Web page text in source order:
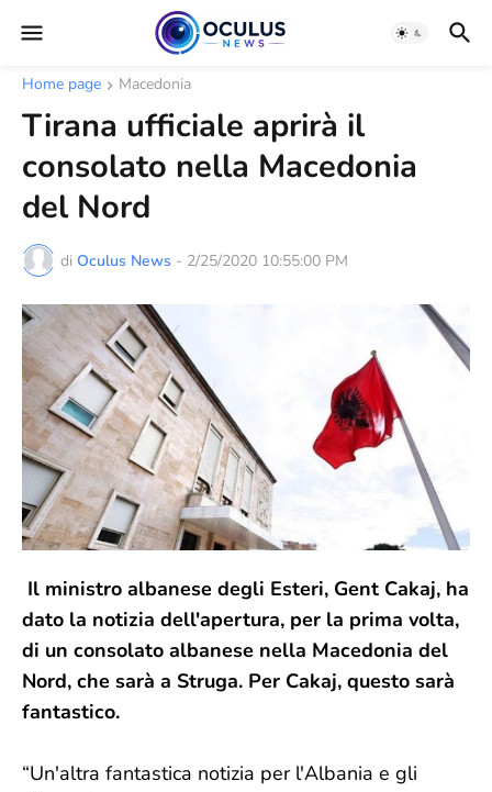
Home page Macedonia
Tirana ufficiale aprirà il
consolato nella Macedonia
del Nord
di Oculus News - 2/25/2020 10:55:00 PM
Il ministro albanese degli Esteri, Gent Cakaj, ha
dato la notizia dell'apertura, per la prima volta,
di un consolato albanese nella Macedonia del
Nord, che sarà a Struga. Per Cakaj, questo sarà
fantastico.
“Un'altra fantastica notizia per l'Albania e gli